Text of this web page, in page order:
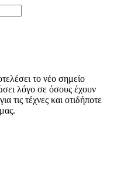
το νέο σημείο
λόγο σε όσους έχουν
τέχνες και οτιδήποτε